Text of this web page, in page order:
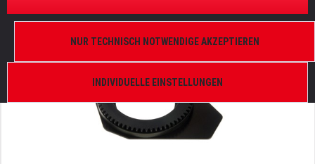
INDIVIDUELLE EINSTELLUNGEN
NUR TECHNISCH NOTWENDIGE AKZEPTIEREN